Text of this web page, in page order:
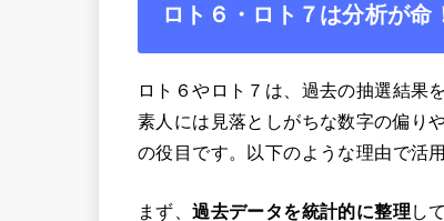
ロト６・ロト７は分析が命
ロト６やロト７は、過去の抽選結果
素人には見落としがちな数字の偏り
の役目です。以下のような理由で活
まず、過去データを統計的に整理 し